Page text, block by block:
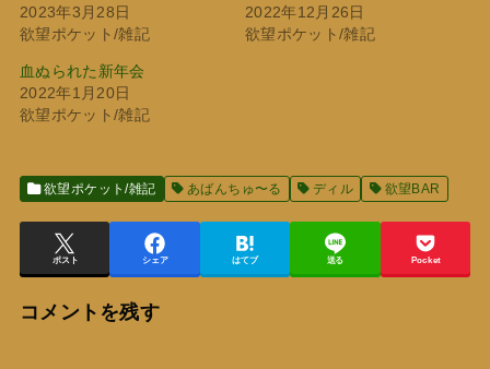
2023年3月28日
欲望ポケット/雑記
2022年12月26日
欲望ポケット/雑記
血ぬられた新年会
2022年1月20日
欲望ポケット/雑記
欲望ポケット/雑記 あばんちゅ〜る ディル 欲望BAR
ポスト シェア はてブ 送る Pocket
コメントを残す